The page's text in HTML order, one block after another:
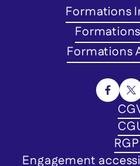
Formations
Formations
Engagement